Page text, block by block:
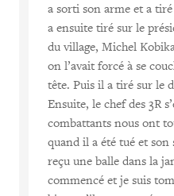
a sorti son arme et a
a ensuite tiré sur le
du village, Michel
on l’avait forcé à se
tête. Puis il a tiré sur le
Ensuite, le chef des 3R
combattants nous ont
quand il a été tué et son
reçu une balle dans la
commencé et je suis